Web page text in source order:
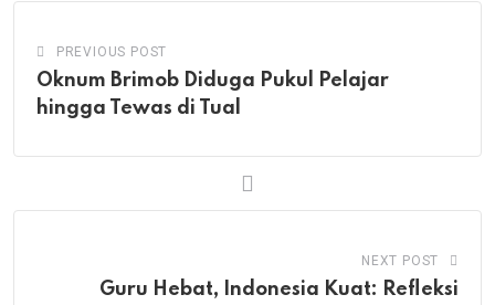
PREVIOUS POST
Oknum Brimob Diduga Pukul Pelajar
hingga Tewas di Tual
NEXT POST
Guru Hebat, Indonesia Kuat: Refleksi